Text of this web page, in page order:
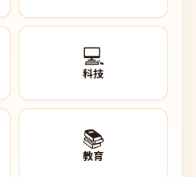
💻
科技
📚
教育